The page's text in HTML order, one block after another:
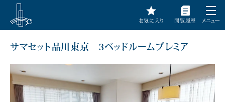
お気に入り 閲覧履歴 メニュー
サマセット品川東京 3ベッドルームプレミア